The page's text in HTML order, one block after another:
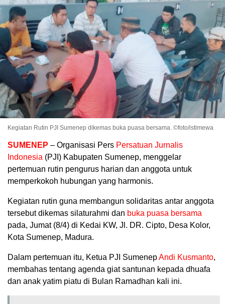
Kegiatan Rutin PJI Sumenep dikemas buka puasa bersama. ©foto/istimewa
SUMENEP – Organisasi Pers Persatuan Jurnalis
Indonesia (PJI) Kabupaten Sumenep, menggelar
pertemuan rutin pengurus harian dan anggota untuk
memperkokoh hubungan yang harmonis.
Kegiatan rutin guna membangun solidaritas antar anggota
tersebut dikemas silaturahmi dan buka puasa bersama
pada, Jumat (8/4) di Kedai KW, Jl. DR. Cipto, Desa Kolor,
Kota Sumenep, Madura.
Dalam pertemuan itu, Ketua PJI SumenepAndi Kusmanto,
membahas tentang agenda giat santunan kepada dhuafa
dan anak yatim piatu di Bulan Ramadhan kali ini.